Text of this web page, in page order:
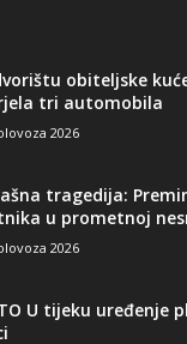
obiteljske
tri automobila
2026
tragedija:
u prometnoj
2026
U tijeku uređenje